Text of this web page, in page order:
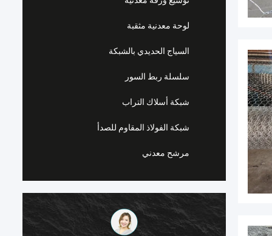
لوحة معدنية مثقبة
السياج الحديدي بالشبكة
سلسلة ربط السور
شبكة أسلاك التراب
شبكة الفولاذ المقاوم للصدأ
مرشح معدني